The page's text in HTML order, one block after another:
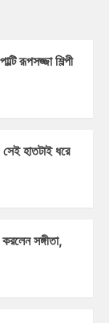
রূপসজ্জা শিল্পী
হাতটাই ধরে
সঙ্গীতা,